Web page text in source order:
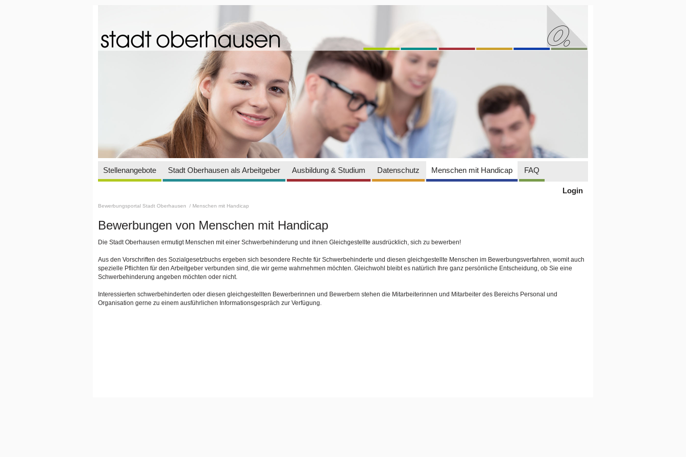
Stellenangebote Stadt Oberhausen als Arbeitgeber Ausbildung & Studium Datenschutz Menschen mit Handicap FAQ
Login
Bewerbungsportal Stadt Oberhausen / Menschen mit Handicap
Bewerbungen von Menschen mit Handicap
Die Stadt Oberhausen ermutigt Menschen mit einer Schwerbehinderung und ihnen Gleichgestellte ausdrücklich, sich zu bewerben!
Aus den Vorschriften des Sozialgesetzbuchs ergeben sich besondere Rechte für Schwerbehinderte und diesen gleichgestellte Menschen im Bewerbungsverfahren, womit auch
spezielle Pflichten für den Arbeitgeber verbunden sind, die wir gerne wahrnehmen möchten. Gleichwohl bleibt es natürlich Ihre ganz persönliche Entscheidung, ob Sie eine
Schwerbehinderung angeben möchten oder nicht.
Interessierten schwerbehinderten oder diesen gleichgestellten Bewerberinnen und Bewerbern stehen die Mitarbeiterinnen und Mitarbeiter des Bereichs Personal und
Organisation gerne zu einem ausführlichen Informationsgespräch zur Verfügung.